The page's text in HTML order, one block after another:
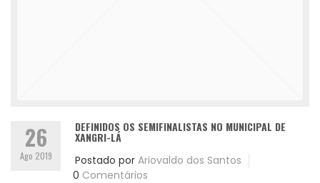
26
Ago 2019
DEFINIDOS OS SEMIFINALISTAS NO MUNICIPAL DE
XANGRI-LÁ
Postado por Ariovaldo dos Santos
0 Comentários